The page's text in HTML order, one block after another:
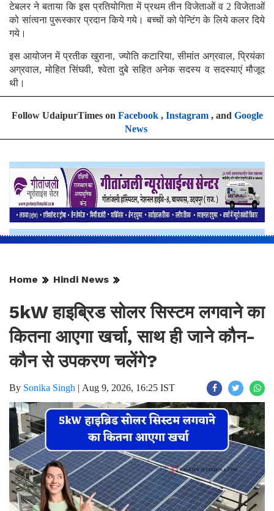
टेबलर ने बताया कि इस प्रतियोगिता में प्रथम तीन विजेताओं व 2 विजेताओं
को सांत्वना पुरूस्कार प्रदान किये गये। बच्चों को पेन्टिंग के लिये कलर दिये
गये।
इस आयोजन में प्रतीक खुराना, ज्योति कटारिया, सीमांत अग्रवाल, प्रियंका
अग्रवाल, मोहित सिंघवी, श्वेता दुबे सहित अनेक सदस्य व सदस्याएं मौजूद
थी।
Follow UdaipurTimes on Facebook, Instagram, and Google
News
Home Hindi News
5kW हाइब्रिड सोलर सिस्टम लगवाने का
कितना आएगा खर्चा, साथ ही जाने कौन-
कौन से उपकरण चलेंगे?
By Sonika Singh | Aug 9, 2026, 16:25 IST